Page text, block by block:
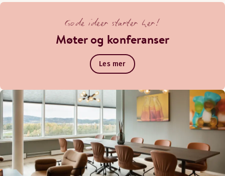
Gode ideer starter her!
Møter og konferanser
Les mer